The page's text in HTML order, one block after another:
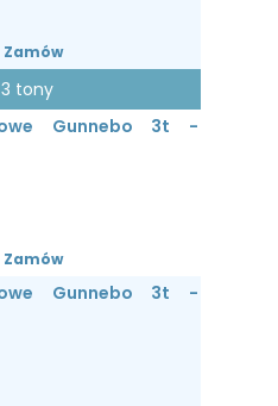
Zamów
tony
Gunnebo 3t -
Zamów
Gunnebo 3t -